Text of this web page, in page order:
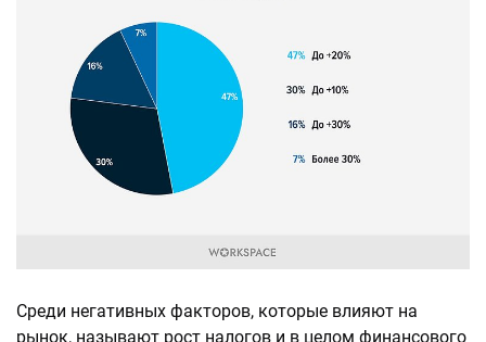
Среди негативных факторов, которые влияют на
рынок, называют рост налогов и в целом финансового